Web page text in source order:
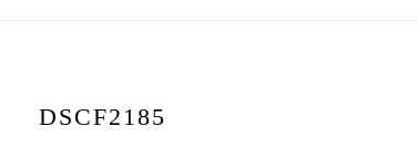
DSCF2185